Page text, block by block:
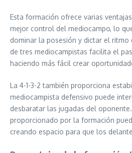
Esta formación ofrece varias
mejor control del mediocampo, lo
dominar la posesión y dictar el ritmo
de tres mediocampistas facilita el
haciendo más fácil crear
La 4-1-3-2 también proporciona
mediocampista defensivo puede
desbaratar las jugadas del
proporcionado por la formación
creando espacio para que los